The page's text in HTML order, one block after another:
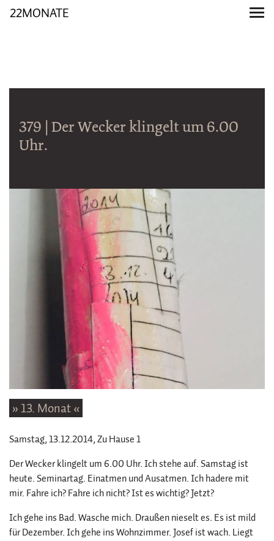
22MONATE
379 | Der Wecker klingelt um 6.00
Uhr.
» 13. Monat «
Samstag, 13.12.2014, Zu Hause 1
Der Wecker klingelt um 6.00 Uhr. Ich stehe auf. Samstag ist
heute. Seminartag. Einatmen und Ausatmen. Ich hadere mit
mir. Fahre ich? Fahre ich nicht? Ist es wichtig? Jetzt?
Ich gehe ins Bad. Wasche mich. Draußen nieselt es. Es ist mild
für Dezember. Ich gehe ins Wohnzimmer. Josef ist wach. Liegt